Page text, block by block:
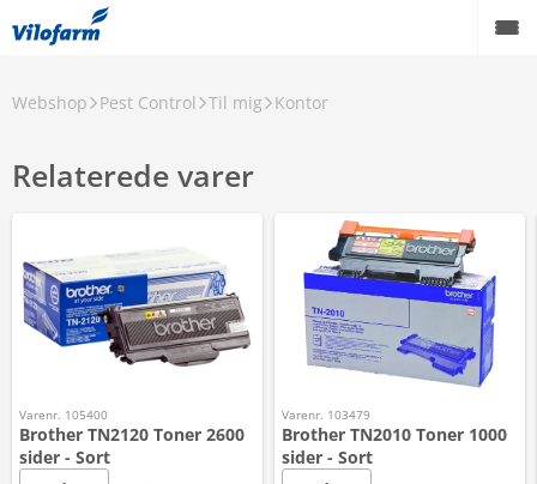
Webshop Pest Control Til mig Kontor
Relaterede varer
Varenr. 105400
Brother TN2120 Toner 2600
sider - Sort
Varenr. 103479
Brother TN2010 Toner 1000
sider - Sort